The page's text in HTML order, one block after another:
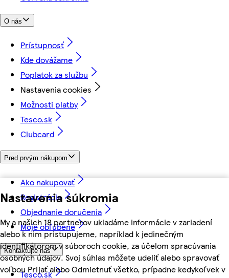
Nastavenia súkromia
My a našich 18 partnerov ukladáme informácie v zariadení
alebo k nim pristupujeme, napríklad k jedinečným
identifikátorom v súboroch cookie, za účelom spracúvania
osobných údajov. Svoj súhlas môžete udeliť alebo spravovať
voľbou Prijať alebo Odmietnuť všetko, prípadne kedykoľvek v
O nás
Prístupnosť
Kde dovážame
Poplatok za službu
Nastavenia cookies
Možnosti platby
Tesco.sk
Clubcard
Pred prvým nákupom
Ako nakupovať
Registrácia
Objednanie doručenia
Moje obľúbené
Kontaktujte nás
Tesco.sk